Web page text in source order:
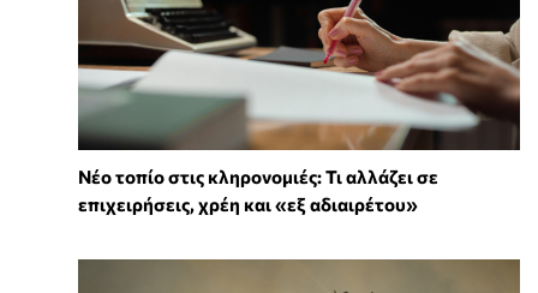
Νέο τοπίο στις κληρονομιές: Τι αλλάζει σε
επιχειρήσεις, χρέη και «εξ αδιαιρέτου»